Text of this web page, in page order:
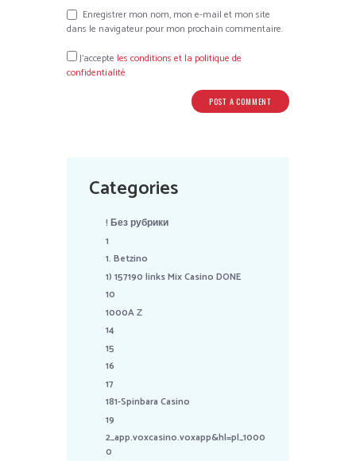
Enregistrer mon nom, mon e-mail et mon site
dans le navigateur pour mon prochain commentaire.
J’accepte les conditions et la politique de
confidentialité
Categories
! Без рубрики
1
1. Betzino
1) 157190 links Mix Casino DONE
10
1000A Z
14
15
16
17
181-Spinbara Casino
19
2_app.voxcasino.voxapp&hl=pl_1000
0